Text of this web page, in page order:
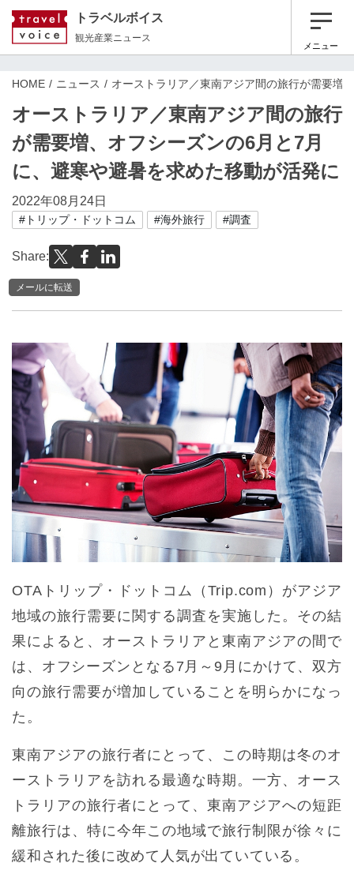
トラベルボイス
観光産業ニュース
メニュー
HOME ニュース オーストラリア／東南アジア間の旅行が需要増
オーストラリア／東南アジア間の旅行
が需要増、オフシーズンの6月と7月
に、避寒や避暑を求めた移動が活発に
2022年08月24日
#トリップ・ドットコム #海外旅行 #調査
Share:
メールに転送
OTAトリップ・ドットコム（Trip.com）がアジア
地域の旅行需要に関する調査を実施した。その結
果によると、オーストラリアと東南アジアの間で
は、オフシーズンとなる7月～9月にかけて、双方
向の旅行需要が増加していることを明らかになっ
た。
東南アジアの旅行者にとって、この時期は冬のオ
ーストラリアを訪れる最適な時期。一方、オース
トラリアの旅行者にとって、東南アジアへの短距
離旅行は、特に今年この地域で旅行制限が徐々に
緩和された後に改めて人気が出ていている。